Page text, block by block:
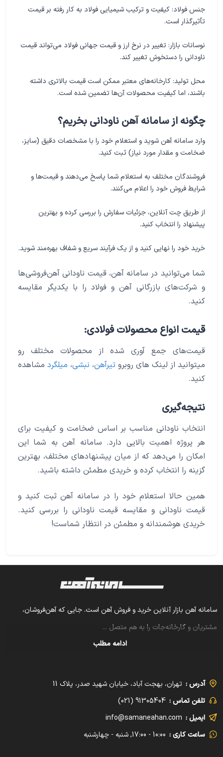
جنس فولاد: کیفیت و ترکیب شیمیایی فولاد به کار رفته بر قیمت
تأثیرگذار است.
نوسانات بازار: تغییر در نرخ ارز و قیمت جهانی فولاد می‌تواند قیمت
ناودانی را دستخوش تغییر کند.
محل تولید: کارخانه‌های معتبر ممکن است قیمت بالاتری داشته
باشند، اما کیفیت محصولات آن‌ها تضمین شده است.
چگونه از سامانه آهن ناودانی بخریم؟
وارد سامانه آهن شوید و استعلام خود را با مشخصات دقیق (سایز،
ضخامت و مقدار مورد نیاز) ثبت کنید.
فروشندگان مختلف به استعلام شما پاسخ می‌دهند و قیمت‌ها و
شرایط فروش خود را اعلام می‌کنند.
از طریق چت آنلاین، جزئیات سفارش را بررسی کرده و بهترین
پیشنهاد را انتخاب کنید.
خرید خود را نهایی کنید و از یک فرآیند سریع و شفاف بهره‌مند شوید.
شما می‌توانید در سامانه آهن، قیمت ناودانی آهن‌فروشی‌ها
و شرکت‌های بازرگانی آهن و فولاد را با یکدیگر مقایسه
کنید.
قیمت انواع محصولات فولادی:
قیمت‌های جمع آوری شده از محصولات مختلف رو
میتوانید از لینک های روبرو تیرآهن، نبشی، میلگرد مشاهده
کنید.
نتیجه‌گیری
انتخاب ناودانی مناسب بر اساس ضخامت و کیفیت برای
هر پروژه اهمیت بالایی دارد. سامانه آهن به شما این
امکان را می‌دهد که از میان پیشنهادهای مختلف، بهترین
گزینه را انتخاب کرده و خریدی مطمئن داشته باشید.
همین حالا استعلام خود را در سامانه آهن ثبت کنید و
قیمت ناودانی و مقایسه قیمت ناودانی را بررسی کنید.
خریدی هوشمندانه و مطمئن در انتظار شماست!
سامانه آهن بازار آنلاین خرید و فروش آهن است. جایی که آهن‌فروشان،
مشتریان و کارخانه‌جات را به هم متصل ...
ادامه مطلب
آدرس : تهران، بهجت آباد، خیابان شهید صدر، پلاک 11
تلفن تماس : 91305404 (021)
ایمیل : info@samaneahan.com
ساعت کاری : 10:00 - 17:00, شنبه - چهارشنبه